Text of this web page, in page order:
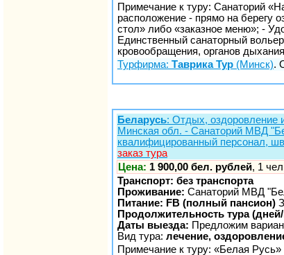
Примечание к туру: Санаторий
расположение - прямо на берегу
стол» либо «заказное меню»; -
Единственный санаторный
кровообращения, органов
Турфирма: Таврика Тур (Минск).
Беларусь: Отдых, оздоровление
Минская обл. - Санаторий МВД
квалифицированный персонал,
заказ тура
Цена: 1 900,00 бел. рублей, 1
Транспорт: без транспорта
Проживание: Санаторий МВД
Питание: FB (полный пансион)
Продолжительность тура
Даты выезда: Предложим
Вид тура: лечение,
Примечание к туру: «Белая